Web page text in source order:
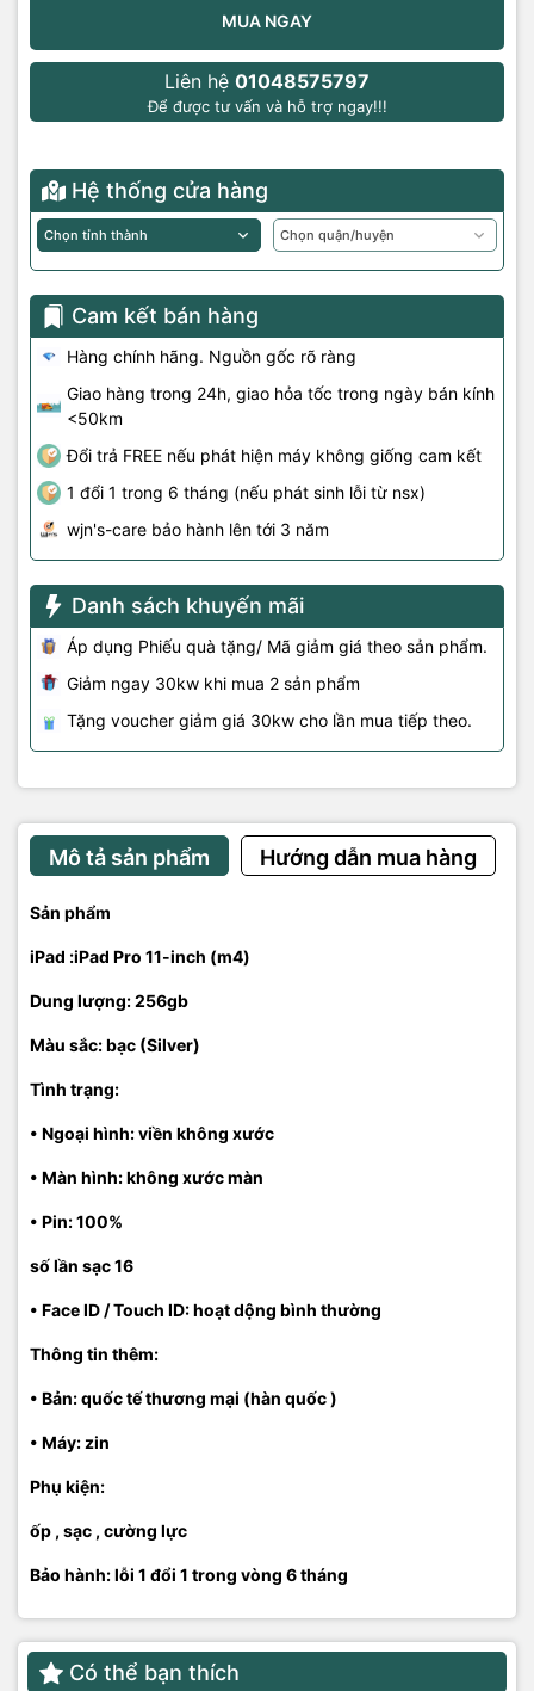
MUA NGAY
Liên hệ 01048575797
Để được tư vấn và hỗ trợ ngay!!!
Hệ thống cửa hàng
Cam kết bán hàng
Hàng chính hãng. Nguồn gốc rõ ràng
Giao hàng trong 24h, giao hỏa tốc trong ngày bán kính
<50km
Đổi trả FREE nếu phát hiện máy không giống cam kết
1 đổi 1 trong 6 tháng (nếu phát sinh lỗi từ nsx)
wjn's-care bảo hành lên tới 3 năm
Danh sách khuyến mãi
Áp dụng Phiếu quà tặng/ Mã giảm giá theo sản phẩm.
Giảm ngay 30kw khi mua 2 sản phẩm
Tặng voucher giảm giá 30kw cho lần mua tiếp theo.
Mô tả sản phẩm Hướng dẫn mua hàng
Sản phẩm
iPad :iPad Pro 11-inch (m4)
Dung lượng: 256gb
Màu sắc: bạc (Silver)
Tình trạng:
• Ngoại hình: viền không xước
• Màn hình: không xước màn
• Pin: 100%
số lần sạc 16
• Face ID / Touch ID: hoạt dộng bình thường
Thông tin thêm:
• Bản: quốc tế thương mại (hàn quốc )
• Máy: zin
Phụ kiện:
ốp , sạc , cường lực
Bảo hành: lỗi 1 đổi 1 trong vòng 6 tháng
Có thể bạn thích